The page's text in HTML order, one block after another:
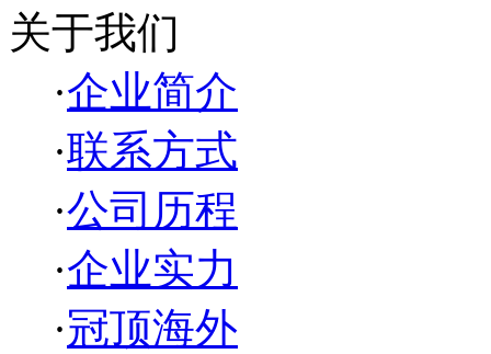
关于我们
·企业简介
·联系方式
·公司历程
·企业实力
·冠顶海外